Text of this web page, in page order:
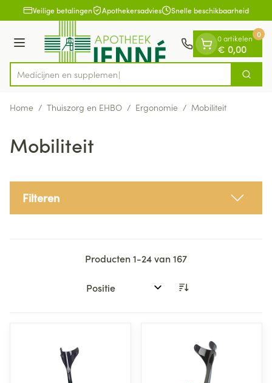
Ga naar de inhoud
1 van 1Veilige betalingen Apothekersadvies Snelle beschikbaarheid
Menu
Product, merk, categorie...
Medici Zoek
0 artikelen
€ 0,00
0
Home / Thuiszorg en EHBO / Ergonomie / Mobiliteit
Mobiliteit
Filteren
Producten1-24van167
Sorteer op: